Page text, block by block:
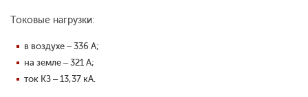
Токовые нагрузки:
в воздухе – 336 А;
на земле – 321 А;
ток КЗ – 13,37 кА.